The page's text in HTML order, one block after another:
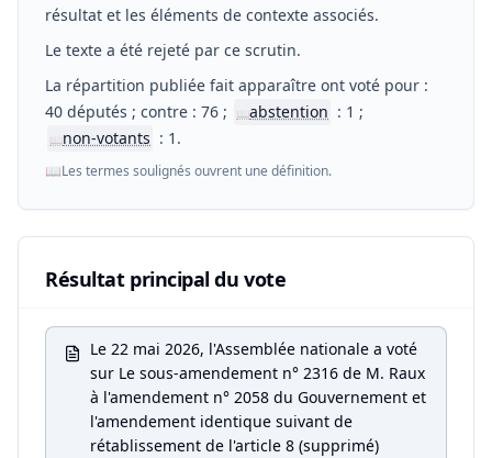
résultat et les éléments de contexte associés.
Le texte a été rejeté par ce scrutin.
La répartition publiée fait apparaître ont voté pour :
40 députés ; contre : 76 ;
📖abstention : 1 ;
📖non-votants : 1.
📖Les termes soulignés ouvrent une définition.
Résultat principal du vote
Le 22 mai 2026, l'Assemblée nationale a voté
sur Le sous-amendement n° 2316 de M. Raux
à l'amendement n° 2058 du Gouvernement et
l'amendement identique suivant de
rétablissement de l'article 8 (supprimé)